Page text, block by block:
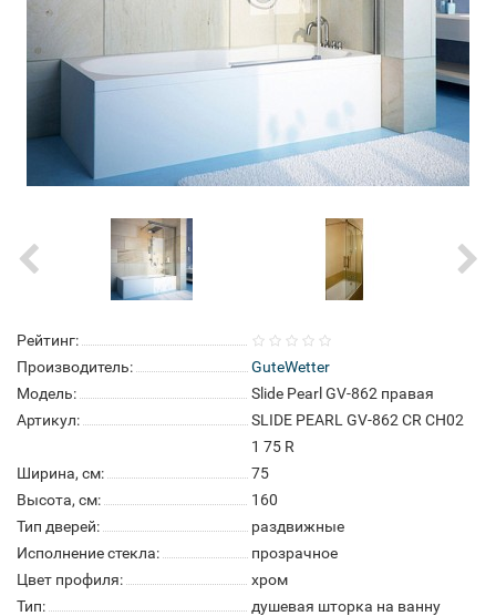
Рейтинг:
Производитель:
GuteWetter
Модель:
Slide Pearl GV-862 правая
Артикул:
SLIDE PEARL GV-862 CR CH02
1 75 R
Ширина, см:
75
Высота, см:
160
Тип дверей:
раздвижные
Исполнение стекла:
прозрачное
Цвет профиля:
хром
Тип:
душевая шторка на ванну